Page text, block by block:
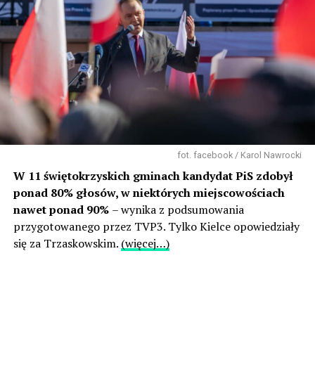
fot. facebook / Karol Nawrocki
W 11 świętokrzyskich gminach kandydat PiS zdobył
ponad 80% głosów, w niektórych miejscowościach
nawet ponad 90% – wynika z podsumowania
przygotowanego przez TVP3. Tylko Kielce opowiedziały
się za Trzaskowskim. (więcej…)